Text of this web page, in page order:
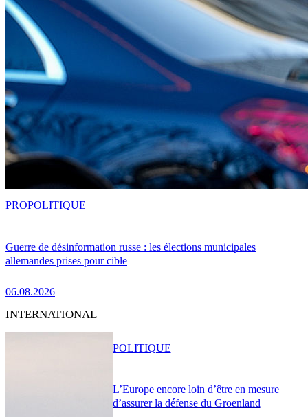
Guerre de désinformation russe : les élections municipales
allemandes prises pour cible
06.08.2026
PROPOLITIQUE
INTERNATIONAL
L’Europe encore loin d’être en mesure
d’assurer la défense du Groenland
POLITIQUE